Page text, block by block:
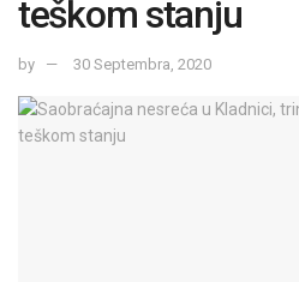
teškom stanju
by 30 Septembra, 2020